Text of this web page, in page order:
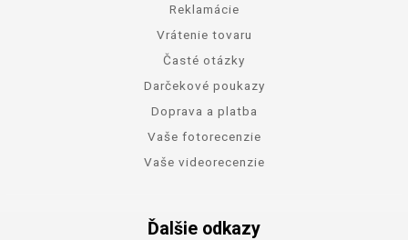
Reklamácie
Vrátenie tovaru
Časté otázky
Darčekové poukazy
Doprava a platba
Vaše fotorecenzie
Vaše videorecenzie
Ďalšie odkazy